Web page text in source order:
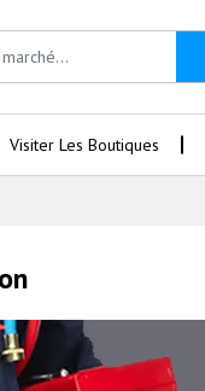
Visiter Les Boutiques